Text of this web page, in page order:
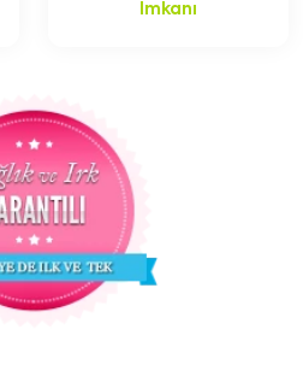
İmkanı